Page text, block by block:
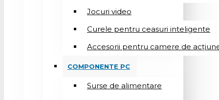
Jocuri video
Curele pentru ceasuri inteligente
Accesorii pentru camere de
COMPONENTE PC
Surse de alimentare